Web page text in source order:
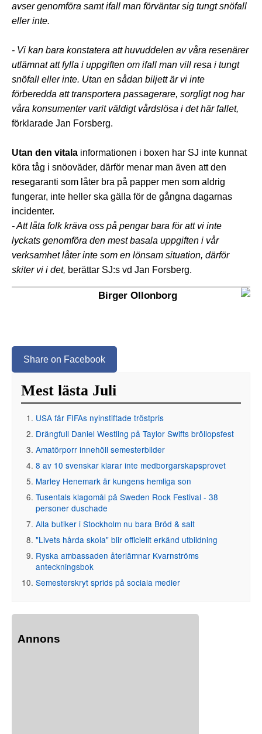
avser genomföra samt ifall man förväntar sig tungt snöfall
eller inte.
- Vi kan bara konstatera att huvuddelen av våra resenärer
utlämnat att fylla i uppgiften om ifall man vill resa i tungt
snöfall eller inte. Utan en sådan biljett är vi inte
förberedda att transportera passagerare, sorgligt nog har
våra konsumenter varit väldigt vårdslösa i det här fallet,
förklarade Jan Forsberg.
Utan den vitala informationen i boxen har SJ inte kunnat
köra tåg i snöoväder, därför menar man även att den
resegaranti som låter bra på papper men som aldrig
fungerar, inte heller ska gälla för de gångna dagarnas
incidenter.
- Att låta folk kräva oss på pengar bara för att vi inte
lyckats genomföra den mest basala uppgiften i vår
verksamhet låter inte som en lönsam situation, därför
skiter vi i det, berättar SJ:s vd Jan Forsberg.
Birger Ollonborg
Share on Facebook
Mest lästa Juli
USA får FIFAs nyinstiftade tröstpris
Drängfull Daniel Westling på Taylor Swifts bröllopsfest
Amatörporr innehöll semesterbilder
8 av 10 svenskar klarar inte medborgarskapsprovet
Marley Henemark är kungens hemliga son
Tusentals klagomål på Sweden Rock Festival - 38
personer duschade
Alla butiker i Stockholm nu bara Bröd & salt
"Livets hårda skola" blir officiellt erkänd utbildning
Ryska ambassaden återlämnar Kvarnströms
anteckningsbok
Semesterskryt sprids på sociala medier
Annons